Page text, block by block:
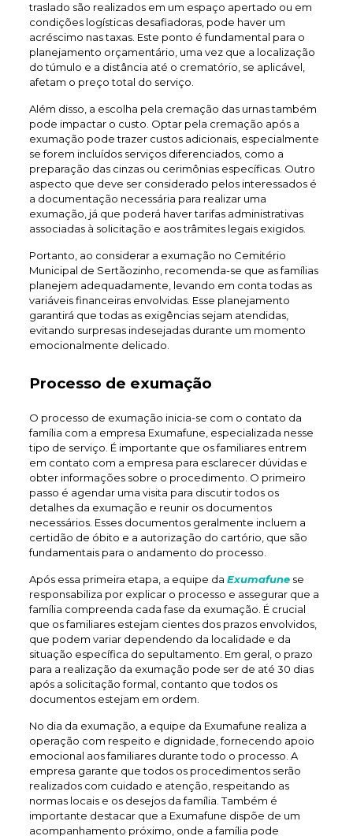
traslado são realizados em um espaço apertado ou em
condições logísticas desafiadoras, pode haver um
acréscimo nas taxas. Este ponto é fundamental para o
planejamento orçamentário, uma vez que a localização
do túmulo e a distância até o crematório, se aplicável,
afetam o preço total do serviço.
Além disso, a escolha pela cremação das urnas também
pode impactar o custo. Optar pela cremação após a
exumação pode trazer custos adicionais, especialmente
se forem incluídos serviços diferenciados, como a
preparação das cinzas ou cerimônias específicas. Outro
aspecto que deve ser considerado pelos interessados é
a documentação necessária para realizar uma
exumação, já que poderá haver tarifas administrativas
associadas à solicitação e aos trâmites legais exigidos.
Portanto, ao considerar a exumação no Cemitério
Municipal de Sertãozinho, recomenda-se que as famílias
planejem adequadamente, levando em conta todas as
variáveis financeiras envolvidas. Esse planejamento
garantirá que todas as exigências sejam atendidas,
evitando surpresas indesejadas durante um momento
emocionalmente delicado.
Processo de exumação
O processo de exumação inicia-se com o contato da
família com a empresa Exumafune, especializada nesse
tipo de serviço. É importante que os familiares entrem
em contato com a empresa para esclarecer dúvidas e
obter informações sobre o procedimento. O primeiro
passo é agendar uma visita para discutir todos os
detalhes da exumação e reunir os documentos
necessários. Esses documentos geralmente incluem a
certidão de óbito e a autorização do cartório, que são
fundamentais para o andamento do processo.
Após essa primeira etapa, a equipe da Exumafunese
responsabiliza por explicar o processo e assegurar que a
família compreenda cada fase da exumação. É crucial
que os familiares estejam cientes dos prazos envolvidos,
que podem variar dependendo da localidade e da
situação específica do sepultamento. Em geral, o prazo
para a realização da exumação pode ser de até 30 dias
após a solicitação formal, contanto que todos os
documentos estejam em ordem.
No dia da exumação, a equipe da Exumafune realiza a
operação com respeito e dignidade, fornecendo apoio
emocional aos familiares durante todo o processo. A
empresa garante que todos os procedimentos serão
realizados com cuidado e atenção, respeitando as
normas locais e os desejos da família. Também é
importante destacar que a Exumafune dispõe de um
acompanhamento próximo, onde a família pode